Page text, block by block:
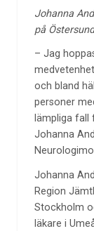
Johanna
på
– Jag
och bland
personer
lämpliga fall
Johanna
Johanna
Region
Stockholm
läkare i